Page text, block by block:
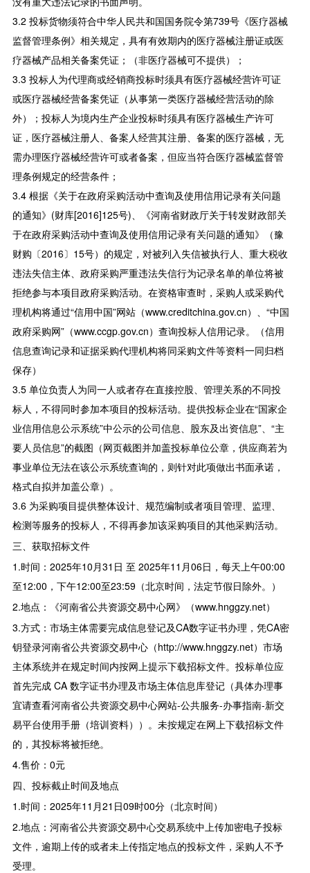
3.2 投标货物须符合中华人民共和国国务院令第739号《医疗器械
监督管理条例》相关规定，具有有效期内的医疗器械注册证或医
疗器械产品相关备案凭证；（非医疗器械可不提供）；
3.3 投标人为代理商或经销商投标时须具有医疗器械经营许可证
或医疗器械经营备案凭证（从事第一类医疗器械经营活动的除
外）；投标人为境内生产企业投标时须具有医疗器械生产许可
证，医疗器械注册人、备案人经营其注册、备案的医疗器械，无
需办理医疗器械经营许可或者备案，但应当符合医疗器械监督管
理条例规定的经营条件；
3.4 根据《关于在政府采购活动中查询及使用信用记录有关问题
的通知》(财库[2016]125号)、《河南省财政厅关于转发财政部关
于在政府采购活动中查询及使用信用记录有关问题的通知》（豫
财购〔2016〕15号）的规定，对被列入失信被执行人、重大税收
违法失信主体、政府采购严重违法失信行为记录名单的单位将被
拒绝参与本项目政府采购活动。在资格审查时，采购人或采购代
理机构将通过“信用中国”网站（www.creditchina.gov.cn）、“中国
政府采购网”（www.ccgp.gov.cn）查询投标人信用记录。（信用
信息查询记录和证据采购代理机构将同采购文件等资料一同归档
保存）
3.5 单位负责人为同一人或者存在直接控股、管理关系的不同投
标人，不得同时参加本项目的投标活动。提供投标企业在“国家企
业信用信息公示系统”中公示的公司信息、股东及出资信息”、“主
要人员信息”的截图（网页截图并加盖投标单位公章，供应商若为
事业单位无法在该公示系统查询的，则针对此项做出书面承诺，
格式自拟并加盖公章）。
3.6 为采购项目提供整体设计、规范编制或者项目管理、监理、
检测等服务的投标人，不得再参加该采购项目的其他采购活动。
三、获取招标文件
1.时间：2025年10月31日 至 2025年11月06日，每天上午00:00
至12:00，下午12:00至23:59（北京时间，法定节假日除外。）
2.地点：《河南省公共资源交易中心网》（www.hnggzy.net）
3.方式：市场主体需要完成信息登记及CA数字证书办理，凭CA密
钥登录河南省公共资源交易中心（http://www.hnggzy.net）市场
主体系统并在规定时间内按网上提示下载招标文件。投标单位应
首先完成 CA 数字证书办理及市场主体信息库登记（具体办理事
宜请查看河南省公共资源交易中心网站-公共服务-办事指南-新交
易平台使用手册（培训资料））。未按规定在网上下载招标文件
的，其投标将被拒绝。
4.售价：0元
四、投标截止时间及地点
1.时间：2025年11月21日09时00分（北京时间）
2.地点：河南省公共资源交易中心交易系统中上传加密电子投标
文件，逾期上传的或者未上传指定地点的投标文件，采购人不予
受理。